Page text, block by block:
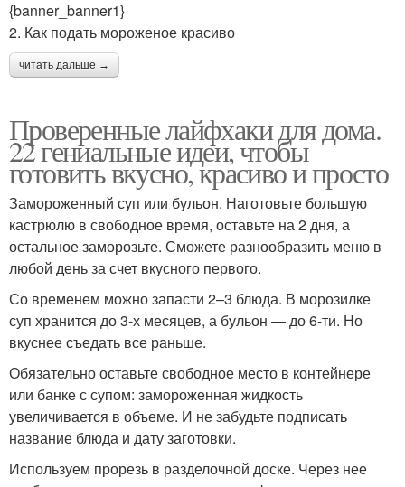
{banner_banner1}
2. Как подать мороженое красиво
читать дальше →
Проверенные лайфхаки для дома.
22 гениальные идеи, чтобы
готовить вкусно, красиво и просто
Замороженный суп или бульон. Наготовьте большую
кастрюлю в свободное время, оставьте на 2 дня, а
остальное заморозьте. Сможете разнообразить меню в
любой день за счет вкусного первого.
Со временем можно запасти 2–3 блюда. В морозилке
суп хранится до 3-х месяцев, а бульон — до 6-ти. Но
вкуснее съедать все раньше.
Обязательно оставьте свободное место в контейнере
или банке с супом: замороженная жидкость
увеличивается в объеме. И не забудьте подписать
название блюда и дату заготовки.
Используем прорезь в разделочной доске. Через нее